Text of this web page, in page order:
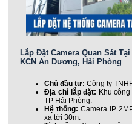
Lắp Đặt Camera Quan Sát
KCN An Dương, Hải Phòng
Chủ đầu tư:Công ty
Địa chỉ lắp đặt: Khu
TP Hải Phòng.
Hệ thống:Camera IP
xa tới 30m.